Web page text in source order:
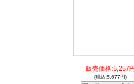
販売価格:5,257円
(税込:5,677円)